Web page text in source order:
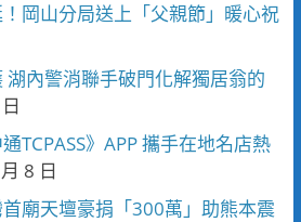
岡山分局送上「父親節」暖心祝
湖內警消聯手破門化解獨居翁的
TCPASS》APP 攜手在地名店熱
8 日
廟天壇豪捐「300萬」助熊本震